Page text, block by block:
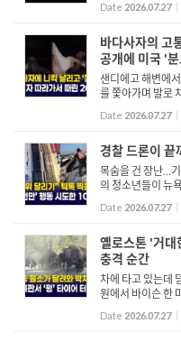
Date 2026.07.27
바다사자의 고
공개에 미국 '
샌디에고 해변에
를 쫓아가며 발로
다. 연방 국립해
포유류보호법 위
Date 2026.07.27
경찰 드론이 끝
목숨을 건
의 청소년들이 뉴
는 신고를 받은
의 추적이 시작된
Date 2026.07.27
옐로스톤 '거대
충격 순간
차에 타고
원에서 바이슨 한
어를 터뜨리는 아
된 영상에는 앞선
Date 2026.07.27